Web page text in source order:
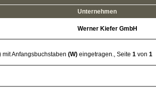
Unternehmen
Werner Kiefer GmbH
mit Anfangsbuchstaben (W) eingetragen., Seite 1 von 1